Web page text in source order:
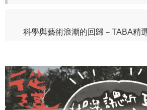
科學與藝術浪潮的回歸－TABA精